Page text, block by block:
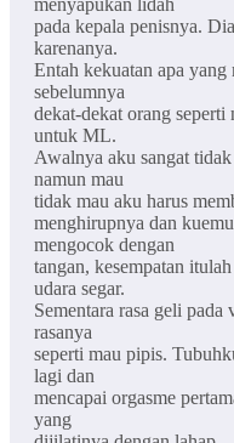
pada kepala penisnya.
karenanya.
Entah kekuatan apa
sebelumnya
dekat-dekat orang seperti
untuk ML.
Awalnya aku sangat
namun mau
tidak mau aku harus
menghirupnya dan
mengocok dengan
tangan, kesempatan
udara segar.
Sementara rasa geli
rasanya
seperti mau pipis.
lagi dan
mencapai orgasme
yang